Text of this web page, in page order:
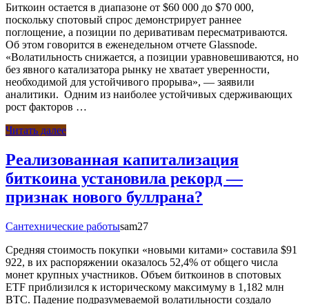
Биткоин остается в диапазоне от $60 000 до $70 000,
поскольку спотовый спрос демонстрирует раннее
поглощение, а позиции по деривативам пересматриваются.
Об этом говорится в еженедельном отчете Glassnode.
«Волатильность снижается, а позиции уравновешиваются, но
без явного катализатора рынку не хватает уверенности,
необходимой для устойчивого прорыва», — заявили
аналитики. Одним из наиболее устойчивых сдерживающих
рост факторов …
Читать далее
Реализованная капитализация
биткоина установила рекорд —
признак нового буллрана?
Сантехнические работыsam27
Средняя стоимость покупки «новыми китами» составила $91
922, в их распоряжении оказалось 52,4% от общего числа
монет крупных участников. Объем биткоинов в спотовых
ETF приблизился к историческому максимуму в 1,182 млн
BTC. Падение подразумеваемой волатильности создало